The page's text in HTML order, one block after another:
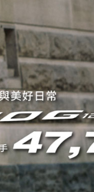
PW50
50